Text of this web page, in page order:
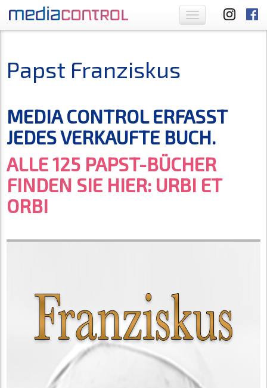
Toggle
navigation
Papst Franziskus
MEDIA CONTROL ERFASST
JEDES VERKAUFTE BUCH.
ALLE 125 PAPST-BÜCHER
FINDEN SIE HIER: URBI ET
ORBI